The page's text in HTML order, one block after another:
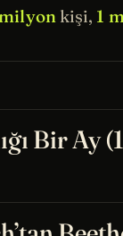
kişi, 1
Bir Ay